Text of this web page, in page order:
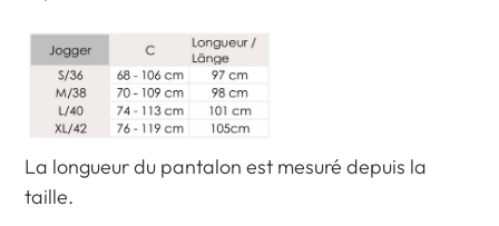
La longueur du pantalon est mesuré depuis la
taille.